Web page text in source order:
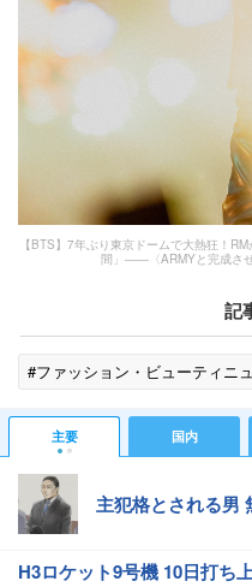
【BTS】7年ぶり東京ドームで大熱狂！
間」――〈ARMYと完成さ
記
#ファッション・ビューティニ
主要 国内
主犯格とされる男
H3ロケット9号機 10日打ち